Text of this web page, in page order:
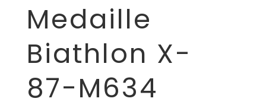
Medaille
Biathlon X-
87-M634